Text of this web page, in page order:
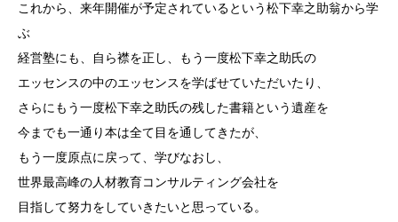
これから、来年開催が予定されているという松下幸之助翁から学
ぶ
経営塾にも、自ら襟を正し、もう一度松下幸之助氏の
エッセンスの中のエッセンスを学ばせていただいたり、
さらにもう一度松下幸之助氏の残した書籍という遺産を
今までも一通り本は全て目を通してきたが、
もう一度原点に戻って、学びなおし、
世界最高峰の人材教育コンサルティング会社を
目指して努力をしていきたいと思っている。